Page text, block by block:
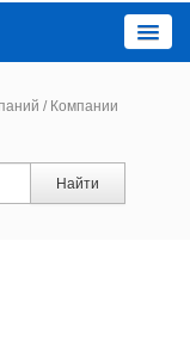
/ Компании
Найти